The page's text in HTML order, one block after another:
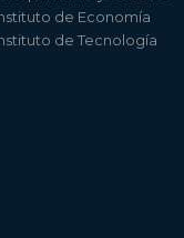
de Economía
de Tecnología